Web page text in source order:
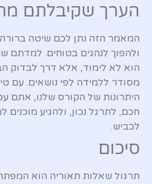
הערך שקיבלתם
המאמר הזה נתן לכם שיטה
ולהפוך לנהגים בטוחים. למדתם
הוא לא לימוד, אלא דרך לבדוק
מסודר ללמידה לפי נושאים. עם
היתרונות של הקורס שלנו, אתם
חכם, לתרגל נכון, ולהגיע מוכנים
לכביש.
סיכום
תרגול שאלות תאוריה הוא